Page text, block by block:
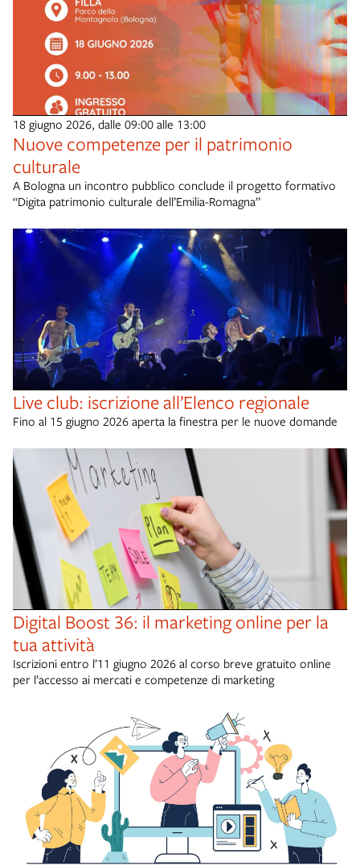
18 giugno 2026, dalle 09:00 alle 13:00
Nuove competenze per il patrimonio
culturale
A Bologna un incontro pubblico conclude il progetto formativo
“Digita patrimonio culturale dell’Emilia-Romagna”
Live club: iscrizione all’Elenco regionale
Fino al 15 giugno 2026 aperta la finestra per le nuove domande
Digital Boost 36: il marketing online per la
tua attività
Iscrizioni entro l’11 giugno 2026 al corso breve gratuito online
per l’accesso ai mercati e competenze di marketing